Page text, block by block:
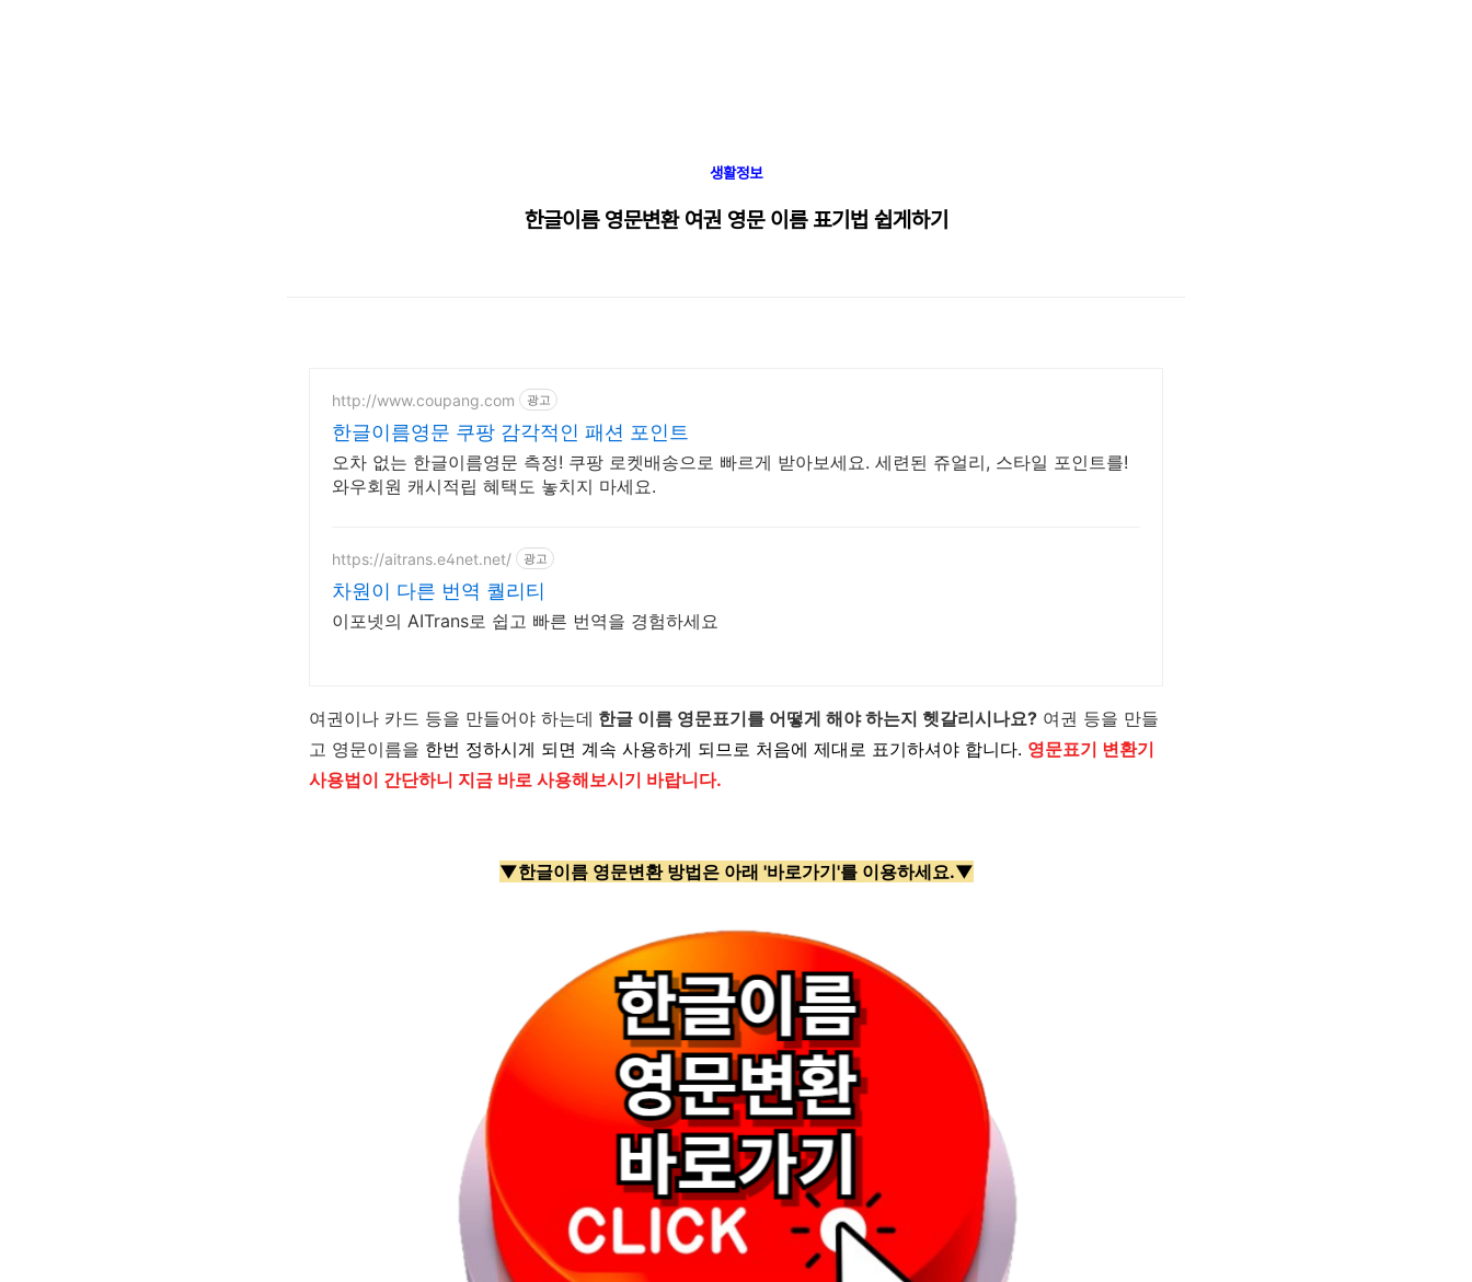
생활정보
한글이름 영문변환 여권 영문 이름 표기법 쉽게하기
http://www.coupang.com 광고
한글이름영문 쿠팡 감각적인 패션 포인트
오차 없는 한글이름영문 측정! 쿠팡 로켓배송으로 빠르게 받아보세요. 세련된 쥬얼리, 스타일 포인트를!
와우회원 캐시적립 혜택도 놓치지 마세요.
https://aitrans.e4net.net/ 광고
차원이 다른 번역 퀄리티
이포넷의 AITrans로 쉽고 빠른 번역을 경험하세요
여권이나 카드 등을 만들어야 하는데 한글 이름 영문표기를 어떻게 해야 하는지 헷갈리시나요? 여권 등을 만들
고 영문이름을 한번 정하시게 되면 계속 사용하게 되므로 처음에 제대로 표기하셔야 합니다. 영문표기 변환기
사용법이 간단하니 지금 바로 사용해보시기 바랍니다.
▼한글이름 영문변환 방법은 아래 '바로가기'를 이용하세요.▼